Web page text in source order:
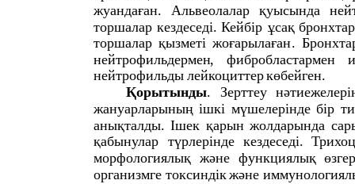
жуандаған. Альвеолалар қуысында
торшалар кездеседі. Кейбір ұсақ бронхтар
торшалар қызметі жоғарылаған.
нейтрофильдермен, фибробластармен
нейтрофильды лейкоциттеркөбейген.
Қорытынды. Зерттеу
жануарларының ішкі мүшелерінде бір
анықталды. Ішек қарын жолдарында
қабынулар түрлерінде кездеседі.
морфологиялық жəне функциялық
организмге токсиндікжəне